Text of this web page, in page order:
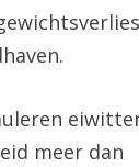
meer dan